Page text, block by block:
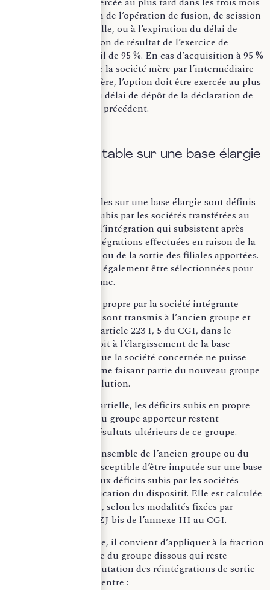
suivant la réalisation de l’opération de fusion, de scission
ou de scission partielle, ou à l’expiration du délai de
dépôt de la déclaration de résultat de l’exercice de
dépassement du seuil de 95 %. En cas d’acquisition à 95 %
ou plus du capital de la société mère par l’intermédiaire
d’une société étrangère, l’option doit être exercée au plus
tard à l’expiration du délai de dépôt de la déclaration de
résultat de l’exercice précédent.
B) Déficit imputable sur une base élargie
Les déficits imputables sur une base élargie sont définis
comme les déficits subis par les sociétés transférées au
nouveau périmètre d’intégration qui subsistent après
imputation des réintégrations effectuées en raison de la
cessation du groupe ou de la sortie des filiales apportées.
Ces sociétés doivent également être sélectionnées pour
l’application du régime.
Les déficits subis en propre par la société intégrante
absorbée ou scindée sont transmis à l’ancien groupe et
inclus, en vertu de l’article 223 I, 5 du CGI, dans le
montant ouvrant droit à l’élargissement de la base
d’imputation, bien que la société concernée ne puisse
être considérée comme faisant partie du nouveau groupe
en raison de sa dissolution.
En cas de scission partielle, les déficits subis en propre
par la société mère du groupe apporteur restent
reportables sur les résultats ultérieurs de ce groupe.
La part du déficit d’ensemble de l’ancien groupe ou du
groupe apporteur susceptible d’être imputée sur une base
élargie correspond aux déficits subis par les sociétés
retenues pour l’application du dispositif. Elle est calculée
exercice par exercice, selon les modalités fixées par
l’article 46 quater-0 ZJ bis de l’annexe III au CGI.
Pour chaque exercice, il convient d’appliquer à la fraction
du déficit d’ensemble du groupe dissous qui reste
reportable après imputation des réintégrations de sortie
le rapport qui existe entre :